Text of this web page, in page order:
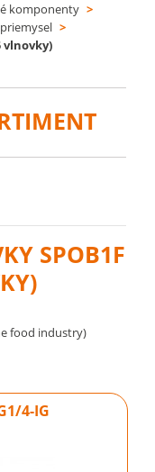
komponenty >
>
vlnovky)
SPOB1F
food industry)
4-IG